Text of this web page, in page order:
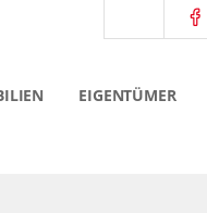
EIGENTÜMER